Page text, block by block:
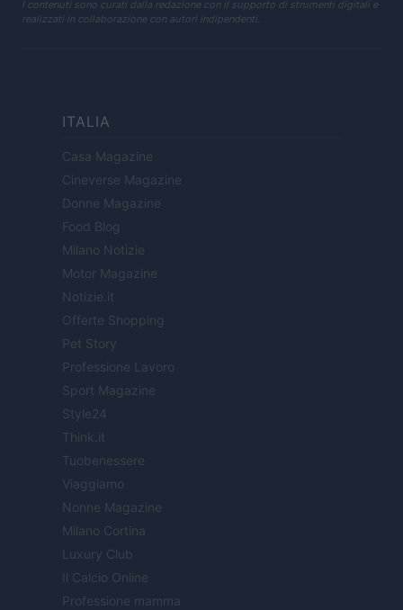
I contenuti sono curati dalla redazione con il supporto di strumenti digitali e
realizzati in collaborazione con autori indipendenti.
ITALIA
Casa Magazine
Cineverse Magazine
Donne Magazine
Food Blog
Milano Notizie
Motor Magazine
Notizie.it
Offerte Shopping
Pet Story
Professione Lavoro
Sport Magazine
Style24
Think.it
Tuobenessere
Viaggiamo
Nonne Magazine
Milano Cortina
Luxury Club
Il Calcio Online
Professione mamma